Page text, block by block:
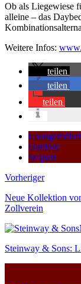
Ob als Liegewiese
alleine – das
Weitere Infos:
teilen
teilen
teilen
Outdoor
Solpuri
Vorheriger
Neue Kollektion
Zollverein
Steinway & Sons: